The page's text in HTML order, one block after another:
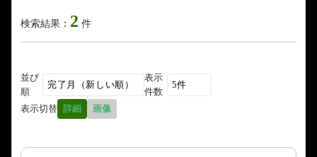
検索結果： 2 件
並び
順
表示
件数
表示切替 詳細 画像